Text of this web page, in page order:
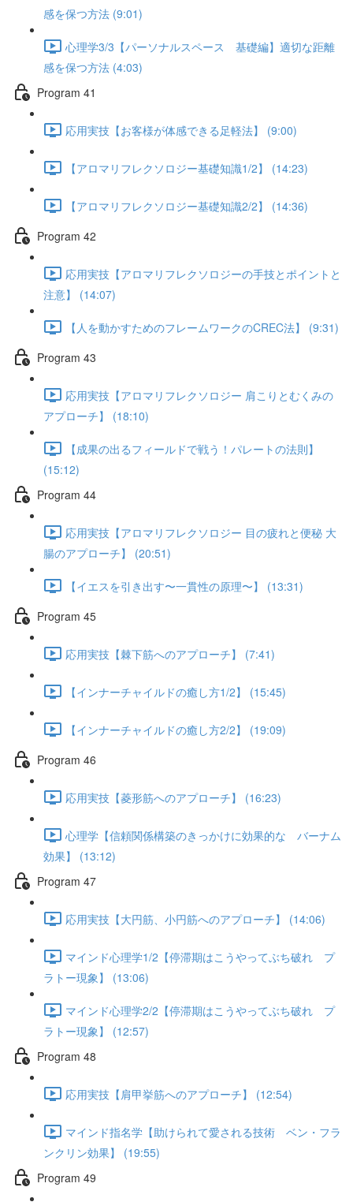
感を保つ方法 (9:01)
心理学3/3【パーソナルスペース 基礎編】適切な距離
感を保つ方法 (4:03)
Program 41
応用実技【お客様が体感できる足軽法】 (9:00)
【アロマリフレクソロジー基礎知識1/2】 (14:23)
【アロマリフレクソロジー基礎知識2/2】 (14:36)
Program 42
応用実技【アロマリフレクソロジーの手技とポイントと
注意】 (14:07)
【人を動かすためのフレームワークのCREC法】 (9:31)
Program 43
応用実技【アロマリフレクソロジー 肩こりとむくみの
アプローチ】 (18:10)
【成果の出るフィールドで戦う！パレートの法則】
(15:12)
Program 44
応用実技【アロマリフレクソロジー 目の疲れと便秘 大
腸のアプローチ】 (20:51)
【イエスを引き出す〜一貫性の原理〜】 (13:31)
Program 45
応用実技【棘下筋へのアプローチ】 (7:41)
【インナーチャイルドの癒し方1/2】 (15:45)
【インナーチャイルドの癒し方2/2】 (19:09)
Program 46
応用実技【菱形筋へのアプローチ】 (16:23)
心理学【信頼関係構築のきっかけに効果的な バーナム
効果】 (13:12)
Program 47
応用実技【大円筋、小円筋へのアプローチ】 (14:06)
マインド心理学1/2【停滞期はこうやってぶち破れ プ
ラトー現象】 (13:06)
マインド心理学2/2【停滞期はこうやってぶち破れ プ
ラトー現象】 (12:57)
Program 48
応用実技【肩甲挙筋へのアプローチ】 (12:54)
マインド指名学【助けられて愛される技術 ベン・フラ
ンクリン効果】 (19:55)
Program 49